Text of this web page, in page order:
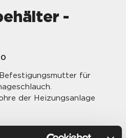
-
für
der Heizungsanlage